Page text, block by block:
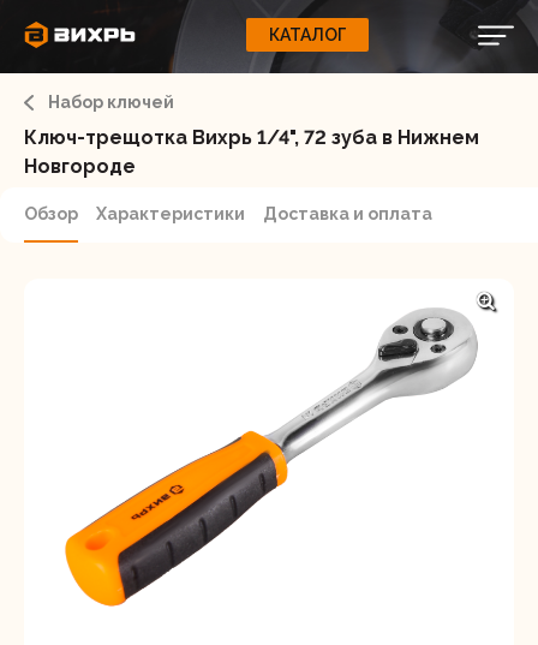
КАТАЛОГ
КАТАЛОГ
Регистрация
О бренде
Блог
Свернуть
ЭЛЕКТРОИНСТРУМЕНТЫ
ИНСТРУМЕНТ
ОБОРУДОВАНИЕ
Набор ключей
Ключ-трещотка Вихрь 1/4", 72 зуба в Нижнем
Новгороде
Обзор Характеристики Доставка и оплата
Регистрация
ВАШ ЗАКАЗ
Корзина